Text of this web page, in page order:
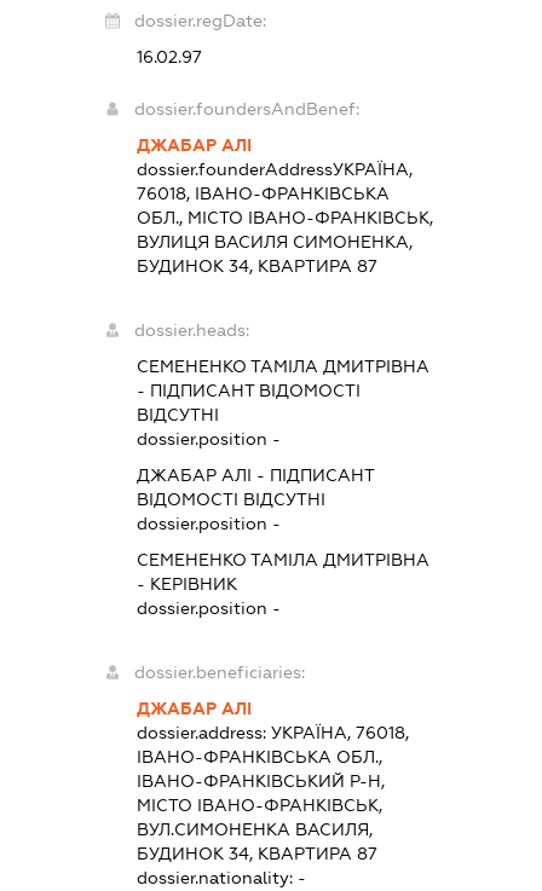
dossier.regDate:
16.02.97
dossier.foundersAndBenef:
ДЖАБАР АЛІ
dossier.founderAddressУКРАЇНА,
76018, ІВАНО-ФРАНКІВСЬКА
ОБЛ., МІСТО ІВАНО-ФРАНКІВСЬК,
ВУЛИЦЯ ВАСИЛЯ СИМОНЕНКА,
БУДИНОК 34, КВАРТИРА 87
dossier.heads:
СЕМЕНЕНКО ТАМІЛА ДМИТРІВНА
- ПІДПИСАНТВІДОМОСТІ
ВІДСУТНІ
dossier.position -
ДЖАБАР АЛІ - ПІДПИСАНТ
ВІДОМОСТІ ВІДСУТНІ
dossier.position -
СЕМЕНЕНКО ТАМІЛА ДМИТРІВНА
- КЕРІВНИК
dossier.position -
dossier.beneficiaries:
ДЖАБАР АЛІ
dossier.address:УКРАЇНА, 76018,
ІВАНО-ФРАНКІВСЬКА ОБЛ.,
ІВАНО-ФРАНКІВСЬКИЙ Р-Н,
МІСТО ІВАНО-ФРАНКІВСЬК,
ВУЛ.СИМОНЕНКА ВАСИЛЯ,
БУДИНОК 34, КВАРТИРА 87
dossier.nationality: -